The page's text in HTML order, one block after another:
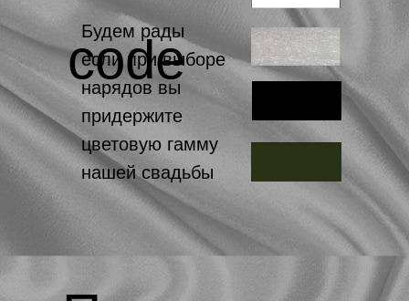
code
Будем рады
если при выборе
нарядов вы
придержите
цветовую гамму
нашей свадьбы